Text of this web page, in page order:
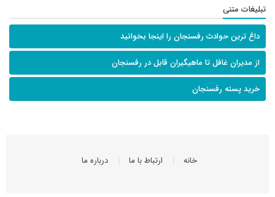
تبلیغات متنی
داغ ترین حوادث رفسنجان را اینجا بخوانید
از مدیران غافل تا ماهیگیران قابل در رفسنجان
خرید پسته رفسنجان
خانه ارتباط با ما درباره ما